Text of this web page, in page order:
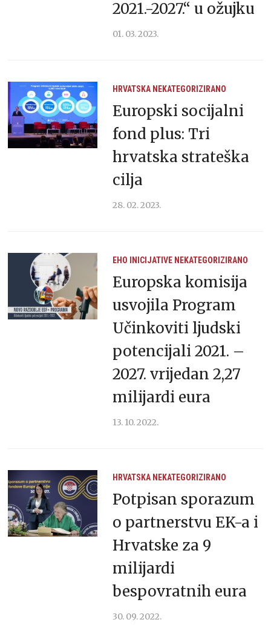
2021.-2027.“ u ožujku
01. 03. 2023.
HRVATSKA NEKATEGORIZIRANO
Europski socijalni
fond plus: Tri
hrvatska strateška
cilja
28. 02. 2023.
EHO INICIJATIVE NEKATEGORIZIRANO
Europska komisija
usvojila Program
Učinkoviti ljudski
potencijali 2021. –
2027. vrijedan 2,27
milijardi eura
13. 10. 2022.
HRVATSKA NEKATEGORIZIRANO
Potpisan sporazum
o partnerstvu EK-a i
Hrvatske za 9
milijardi
bespovratnih eura
30. 09. 2022.